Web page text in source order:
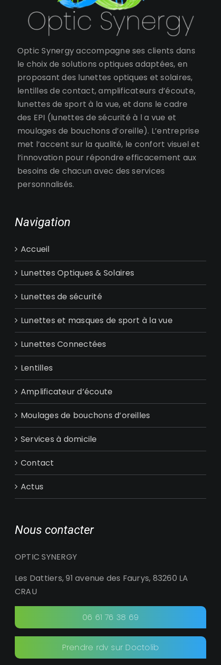
Optic Synergy accompagne ses clients dans
le choix de solutions optiques adaptées, en
proposant des lunettes optiques et solaires,
lentilles de contact, amplificateurs d’écoute,
lunettes de sport à la vue, et dans le cadre
des EPI (lunettes de sécurité à l a vue et
moulages de bouchons d’oreille). L’entreprise
met l’accent sur la qualité, le confort visuel et
l’innovation pour répondre efficacement aux
besoins de chacun avec des services
personnalisés.
Navigation
Accueil
Lunettes Optiques & Solaires
Lunettes de sécurité
Lunettes et masques de sport à la vue
Lunettes Connectées
Lentilles
Amplificateur d’écoute
Moulages de bouchons d’oreilles
Services à domicile
Contact
Actus
Nous contacter
OPTIC SYNERGY
Les Dattiers, 91 avenue des Faurys, 83260 LA
CRAU
06 61 76 38 69
Prendre rdv sur Doctolib